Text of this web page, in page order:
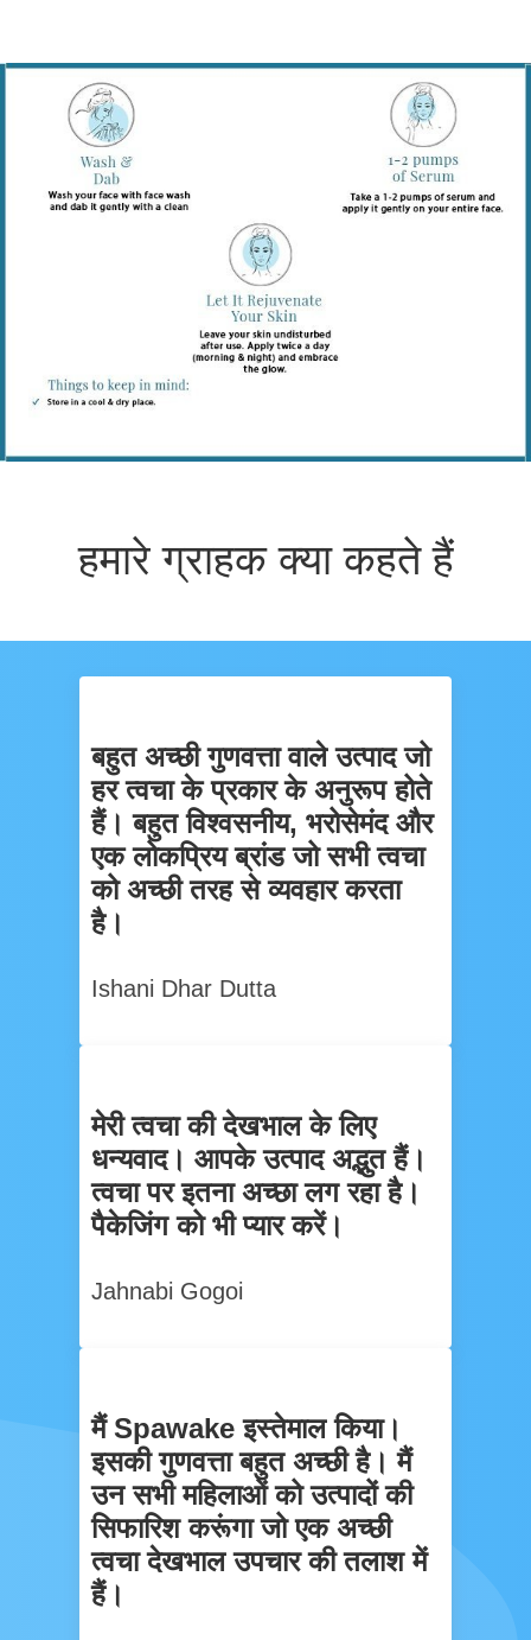
हमारे ग्राहक क्या कहते हैं
बहुत अच्छी गुणवत्ता वाले उत्पाद जो
हर त्वचा के प्रकार के अनुरूप होते
हैं। बहुत विश्वसनीय, भरोसेमंद और
एक लोकप्रिय ब्रांड जो सभी त्वचा
को अच्छी तरह से व्यवहार करता
है।
Ishani Dhar Dutta
मेरी त्वचा की देखभाल के लिए
धन्यवाद। आपके उत्पाद अद्भुत हैं।
त्वचा पर इतना अच्छा लग रहा है।
पैकेजिंग को भी प्यार करें।
Jahnabi Gogoi
मैं Spawake इस्तेमाल किया।
इसकी गुणवत्ता बहुत अच्छी है। मैं
उन सभी महिलाओं को उत्पादों की
सिफारिश करूंगा जो एक अच्छी
त्वचा देखभाल उपचार की तलाश में
हैं।